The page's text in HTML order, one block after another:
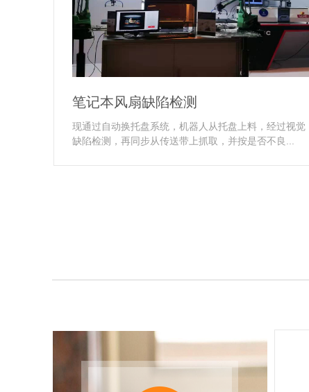
笔记本风扇缺陷检测
现通过自动换托盘系统，机器人从托盘上料，经过视觉
缺陷检测，再同步从传送带上抓取，并按是否不良...